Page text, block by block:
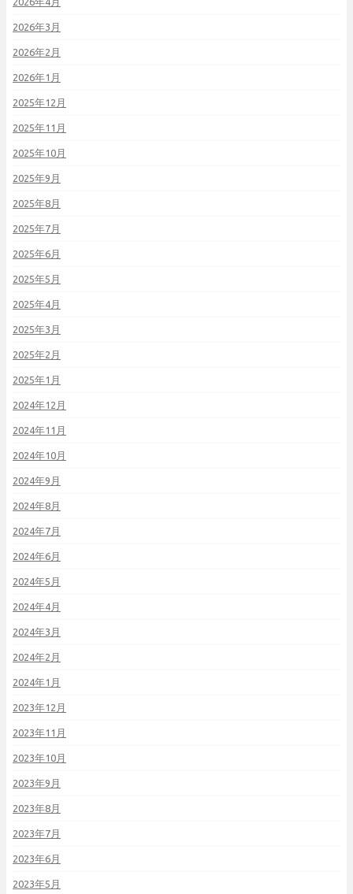
2026年3月
2026年2月
2026年1月
2025年12月
2025年11月
2025年10月
2025年9月
2025年8月
2025年7月
2025年6月
2025年5月
2025年4月
2025年3月
2025年2月
2025年1月
2024年12月
2024年11月
2024年10月
2024年9月
2024年8月
2024年7月
2024年6月
2024年5月
2024年4月
2024年3月
2024年2月
2024年1月
2023年12月
2023年11月
2023年10月
2023年9月
2023年8月
2023年7月
2023年6月
2023年5月